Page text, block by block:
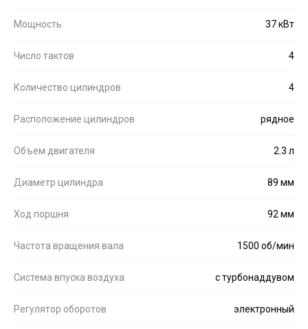
Мощность 37 кВт
Число тактов 4
Количество цилиндров 4
Расположение цилиндров рядное
Объем двигателя 2.3 л
Диаметр цилиндра 89 мм
Ход поршня 92 мм
Частота вращения вала 1500 об/мин
Система впуска воздуха с турбонаддувом
Регулятор оборотов электронный